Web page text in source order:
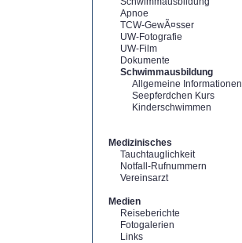
Apnoe
TCW-GewÃ¤sser
UW-Fotografie
UW-Film
Dokumente
Schwimmausbildung
Allgemeine Informationen
Seepferdchen Kurs
Kinderschwimmen
Medizinisches
Tauchtauglichkeit
Notfall-Rufnummern
Vereinsarzt
Medien
Reiseberichte
Fotogalerien
Links